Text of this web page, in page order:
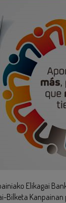
Elikagai
Bilketa Kanpainan